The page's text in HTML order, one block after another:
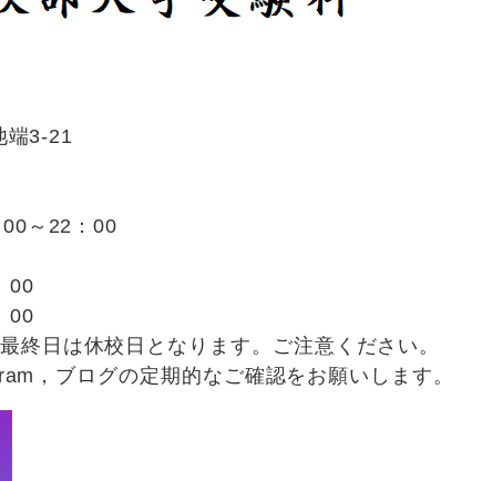
3-21
～22：00
00
00
日は休校日となります。ご注意ください。
，ブログの定期的なご確認をお願いします。